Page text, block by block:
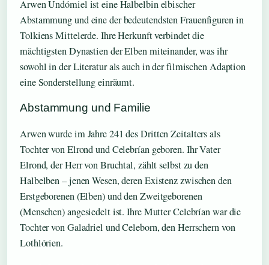
Arwen Undómiel ist eine Halbelbin elbischer
Abstammung und eine der bedeutendsten Frauenfiguren in
Tolkiens Mittelerde. Ihre Herkunft verbindet die
mächtigsten Dynastien der Elben miteinander, was ihr
sowohl in der Literatur als auch in der filmischen Adaption
eine Sonderstellung einräumt.
Abstammung und Familie
Arwen wurde im Jahre 241 des Dritten Zeitalters als
Tochter von Elrond und Celebrían geboren. Ihr Vater
Elrond, der Herr von Bruchtal, zählt selbst zu den
Halbelben – jenen Wesen, deren Existenz zwischen den
Erstgeborenen (Elben) und den Zweitgeborenen
(Menschen) angesiedelt ist. Ihre Mutter Celebrían war die
Tochter von Galadriel und Celeborn, den Herrschern von
Lothlórien.